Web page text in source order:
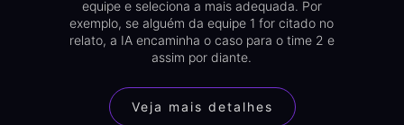
equipe e seleciona a mais adequada. Por
exemplo, se alguém da equipe 1 for citado no
relato, a IA encaminha o caso para o time 2 e
assim por diante.
Veja mais detalhes